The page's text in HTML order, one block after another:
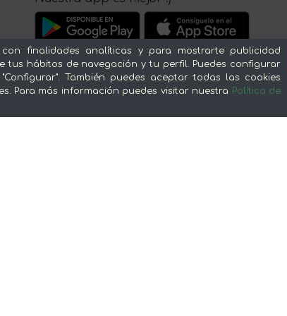
finalidades analíticas y para mostrarte publicidad
tus hábitos de navegación y tu perfil. Puedes configurar
También puedes aceptar todas las cookies
Para más información puedes visitar nuestra Política de